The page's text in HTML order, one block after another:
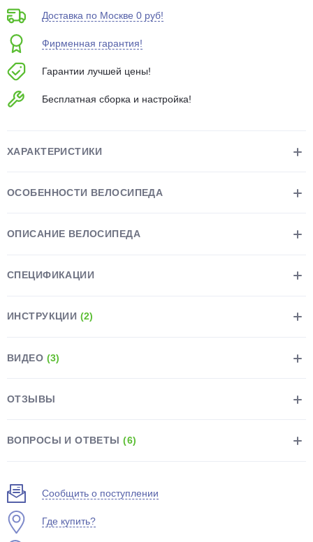
Доставка по Москве 0 руб!
Фирменная гарантия!
Гарантии лучшей цены!
Бесплатная сборка и настройка!
ХАРАКТЕРИСТИКИ
ОСОБЕННОСТИ ВЕЛОСИПЕДА
ОПИСАНИЕ ВЕЛОСИПЕДА
СПЕЦИФИКАЦИИ
ИНСТРУКЦИИ (2)
ВИДЕО (3)
ОТЗЫВЫ
ВОПРОСЫ И ОТВЕТЫ(6)
Сообщить о поступлении
Где купить?
об оплате Плайтом
8 800 302-02-51